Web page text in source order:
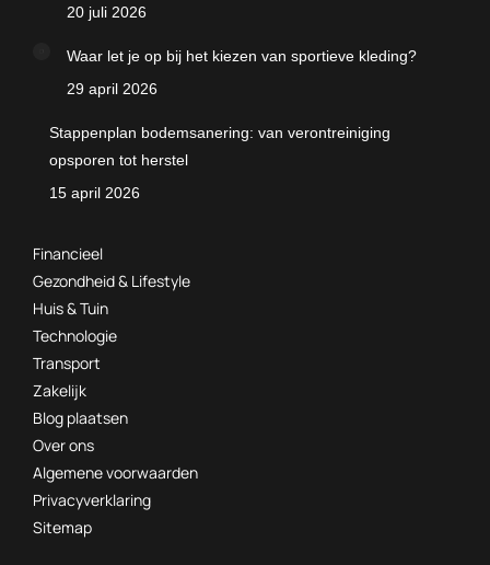
20 juli 2026
Waar let je op bij het kiezen van sportieve kleding?
29 april 2026
Stappenplan bodemsanering: van verontreiniging
opsporen tot herstel
15 april 2026
Financieel
Gezondheid & Lifestyle
Huis & Tuin
Technologie
Transport
Zakelijk
Blog plaatsen
Over ons
Algemene voorwaarden
Privacyverklaring
Sitemap